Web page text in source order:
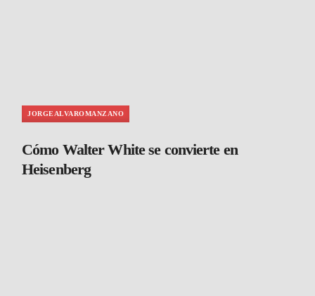
JORGEALVAROMANZANO
Cómo Walter White se convierte en
Heisenberg